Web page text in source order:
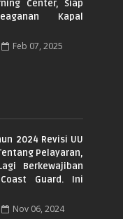
Center, Siap
Kapal
Feb 07, 2025
2024 Revisi UU
Pelayaran,
Berkewajiban
Guard. Ini
Nov 06, 2024